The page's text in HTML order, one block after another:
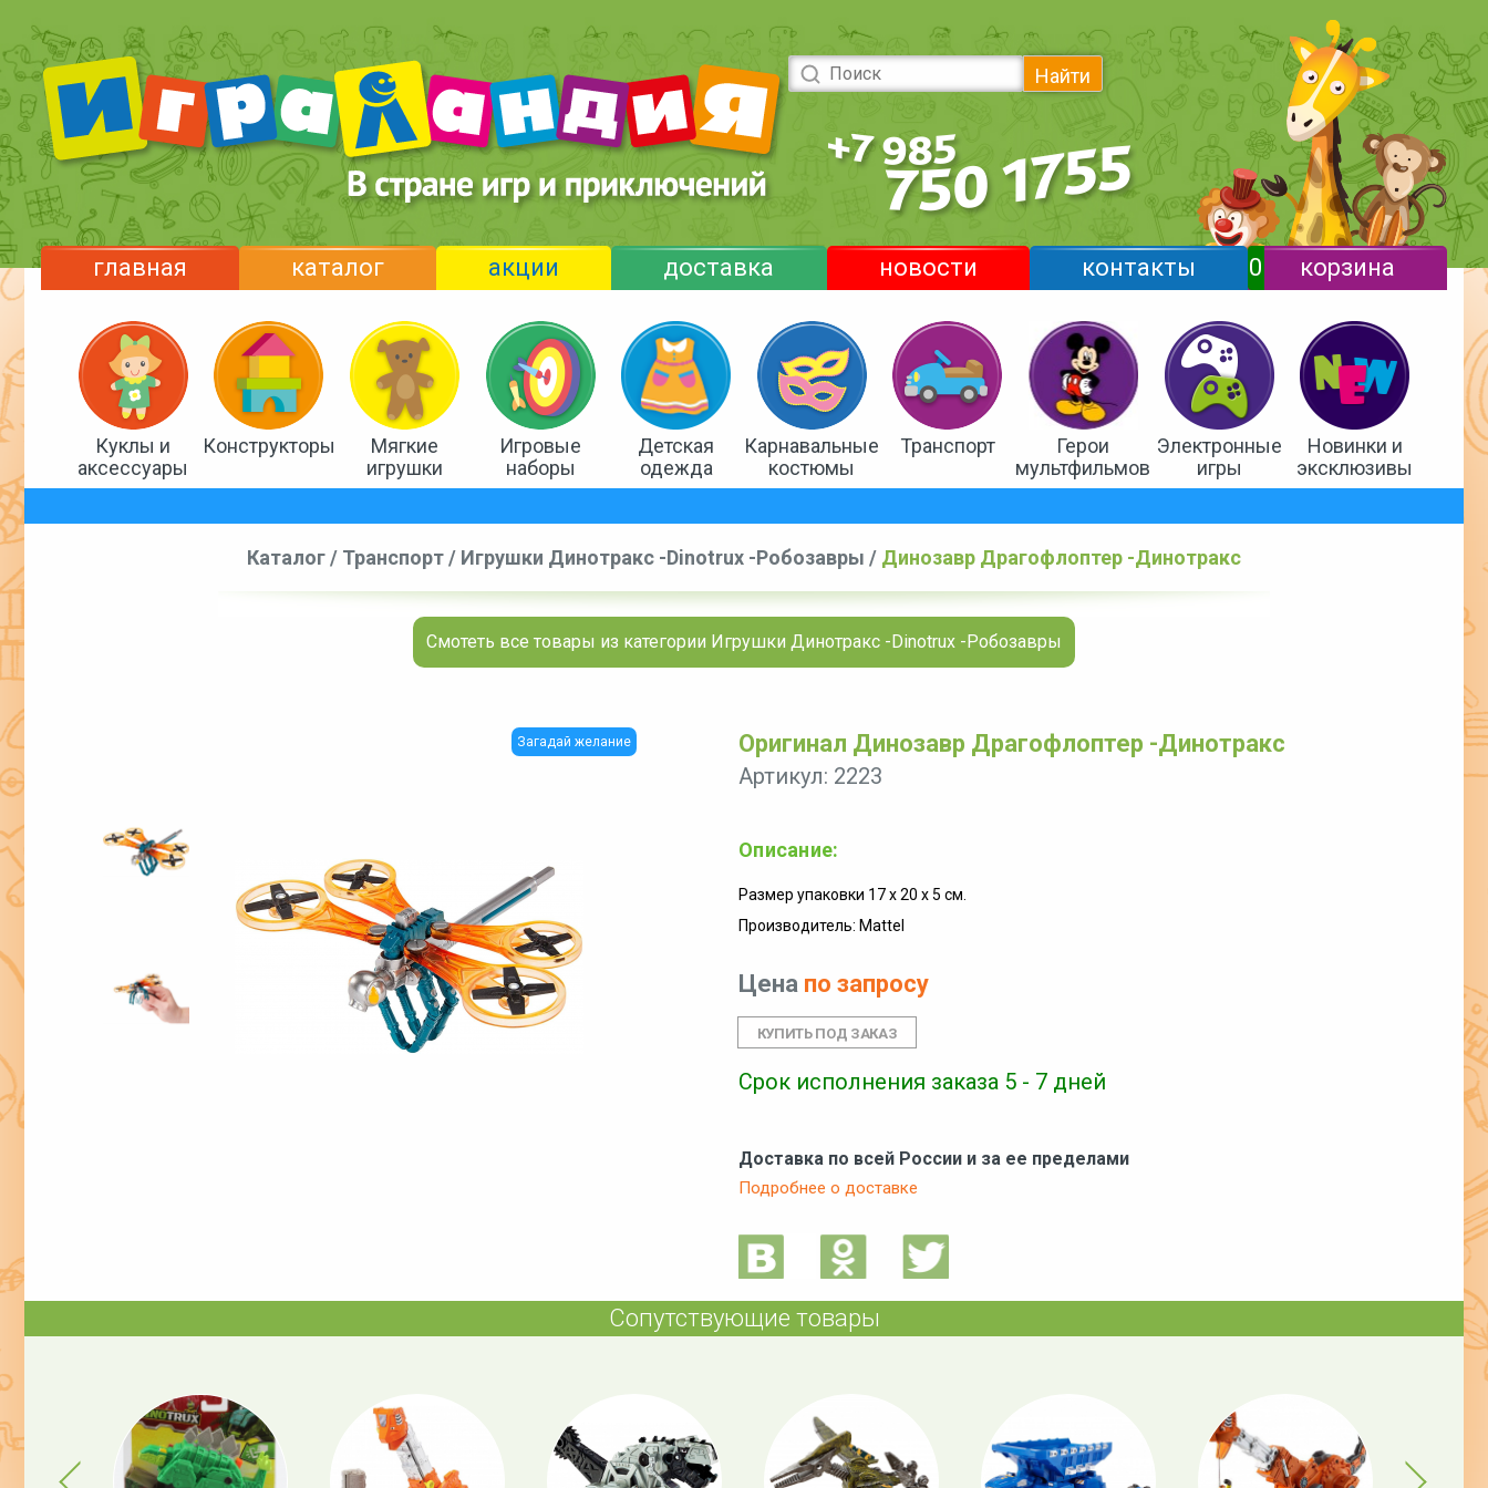
Найти
главная каталог акции доставка новости контакты 0 корзина
Куклы и
аксессуары
Конструкторы
Мягкие
игрушки
Игровые
наборы
Детская
одежда
Карнавальные
костюмы
Транспорт
Герои
мультфильмов
Электронные
игры
Новинки и
эксклюзивы
Каталог / Транспорт / Игрушки Динотракс -Dinotrux -Робозавры / Динозавр Драгофлоптер -Динотракс
Смотеть все товары из категории Игрушки Динотракс -Dinotrux -Робозавры
Загадай желание Оригинал Динозавр Драгофлоптер -Динотракс
Артикул: 2223
Описание:
Размер упаковки 17 x 20 x 5 см.
Производитель: Mattel
Цена по запросу
Срок исполнения заказа 5 - 7 дней
Доставка по всей России и за ее пределами
Подробнее о доставке
Сопутствующие товары
Previous Next